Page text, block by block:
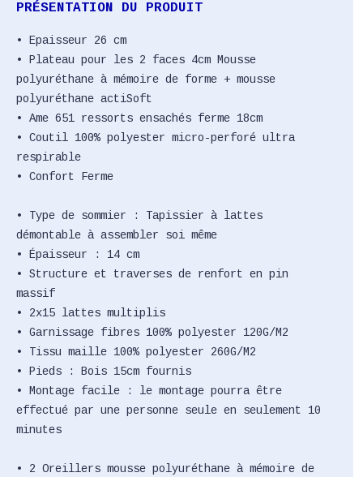
PRÉSENTATION DU PRODUIT
• Epaisseur 26 cm
• Plateau pour les 2 faces 4cm Mousse
polyuréthane à mémoire de forme + mousse
polyuréthane actiSoft
• Ame 651 ressorts ensachés ferme 18cm
• Coutil 100% polyester micro-perforé ultra
respirable
• Confort Ferme
• Type de sommier : Tapissier à lattes
démontable à assembler soi même
• Épaisseur : 14 cm
• Structure et traverses de renfort en pin
massif
• 2x15 lattes multiplis
• Garnissage fibres 100% polyester 120G/M2
• Tissu maille 100% polyester 260G/M2
• Pieds : Bois 15cm fournis
• Montage facile : le montage pourra être
effectué par une personne seule en seulement 10
minutes
• 2 Oreillers mousse polyuréthane à mémoire de